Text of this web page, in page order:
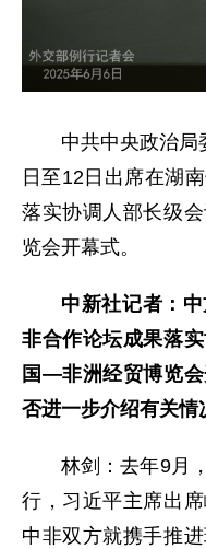
中共中央政治局
日至12日出席在湖
落实协调人部长级
览会开幕式。
中新社记者：
非合作论坛成果落
国—非洲经贸博览
否进一步介绍有关情
林剑：去年9月
行，习近平主席出
中非双方就携手推